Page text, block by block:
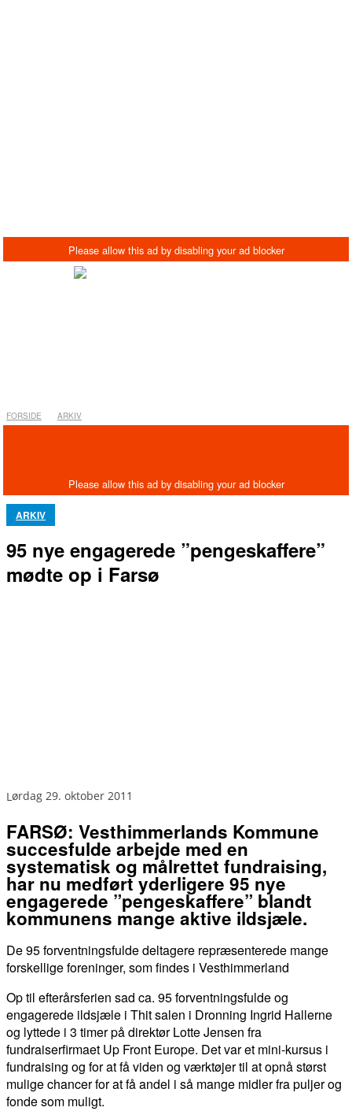
FORSIDE ARKIV
ARKIV
95 nye engagerede ”pengeskaffere”
mødte op i Farsø
lørdag 29. oktober 2011
FARSØ: Vesthimmerlands Kommune
succesfulde arbejde med en
systematisk og målrettet fundraising,
har nu medført yderligere 95 nye
engagerede ”pengeskaffere” blandt
kommunens mange aktive ildsjæle.
De 95 forventningsfulde deltagere repræsenterede mange
forskellige foreninger, som findes i Vesthimmerland
Op til efterårsferien sad ca. 95 forventningsfulde og
engagerede ildsjæle i Thit salen i Dronning Ingrid Hallerne
og lyttede i 3 timer på direktør Lotte Jensen fra
fundraiserfirmaet Up Front Europe. Det var et mini-kursus i
fundraising og for at få viden og værktøjer til at opnå størst
mulige chancer for at få andel i så mange midler fra puljer og
fonde som muligt.